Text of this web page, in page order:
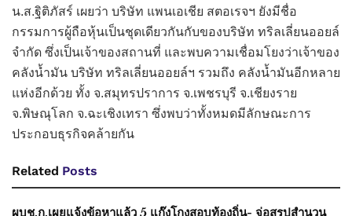
น.ส.ฐิติภัสร์ เผยว่า บริษัท แพนเอเชีย สตอเรจฯ ยังมีชื่อ
กรรมการผู้ถือหุ้นเป็นชุดเดียวกันกับของบริษัท ทริลเลี่ยนออยล์
จำกัด ซึ่งเป็นเจ้าของสถานที่ และพบความเชื่อมโยงว่าเจ้าของ
คลังน้ำมัน บริษัท ทริลเลี่ยนออยล์ฯ รวมถึง คลังน้ำมันอีกหลาย
แห่งอีกด้วย ทั้ง จ.สมุทรปราการ จ.เพชรบุรี จ.เชียงราย
จ.พิษณุโลก จ.ฉะเชิงเทรา ซึ่งพบว่าทั้งหมดมีลักษณะการ
ประกอบธุรกิจคล้ายกัน
Related Posts
ผบช.ก.เผยแจ้งข้อหาแล้ว 5 แก๊งโกงสอบท้องถิ่น- จ่อสรุปสำนวน